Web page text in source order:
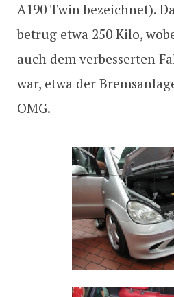
A190 Twin bezeichnet).
betrug etwa 250 Kilo,
auch dem verbesserten
war, etwa der
OMG.